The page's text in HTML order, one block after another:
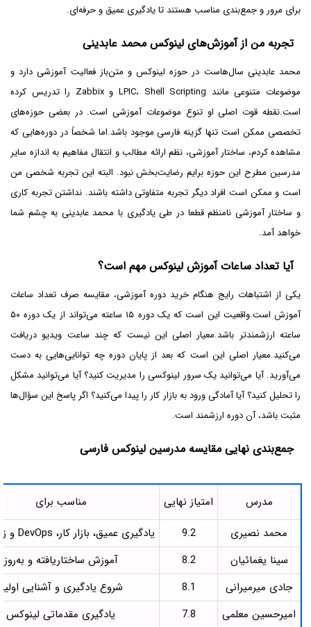
برای مرور و جمع‌بندی مناسب هستند تا یادگیری عمیق و حرفه‌ای.
تجربه من از آموزش‌های لینوکس محمد عابدینی
محمد عابدینی سال‌هاست در حوزه لینوکس و متن‌باز فعالیت آموزشی دارد و
موضوعات متنوعی مانند LPIC، Shell Scripting و Zabbix را تدریس کرده
است.نقطه قوت اصلی او تنوع موضوعات آموزشی است. در بعضی حوزه‌های
تخصصی ممکن است تنها گزینه فارسی موجود باشد.اما شخصاً در دوره‌هایی که
مشاهده کردم، ساختار آموزشی، نظم ارائه مطالب و انتقال مفاهیم به اندازه سایر
مدرسین مطرح این حوزه برایم رضایت‌بخش نبود. البته این تجربه شخصی من
است و ممکن است افراد دیگر تجربه متفاوتی داشته باشند. نداشتن تجربه کاری
و ساختار آموزشی نامنظم قطعا در طی یادگیری با محمد عابدینی به چشم شما
خواهد آمد.
آیا تعداد ساعات آموزش لینوکس مهم است؟
یکی از اشتباهات رایج هنگام خرید دوره آموزشی، مقایسه صرف تعداد ساعات
آموزش است.واقعیت این است که یک دوره ۱۵ ساعته می‌تواند از یک دوره ۵۰
ساعته ارزشمندتر باشد.معیار اصلی این نیست که چند ساعت ویدیو دریافت
می‌کنید.معیار اصلی این است که بعد از پایان دوره چه توانایی‌هایی به دست
می‌آورید. آیا می‌توانید یک سرور لینوکسی را مدیریت کنید؟ آیا می‌توانید مشکل
را تحلیل کنید؟ آیا آمادگی ورود به بازار کار را پیدا می‌کنید؟ اگر پاسخ این سؤال‌ها
مثبت باشد، آن دوره ارزشمند است.
جمع‌بندی نهایی مقایسه مدرسین لینوکس فارسی
مدرس امتیاز نهایی
مناسب برای
محمد نصیری
9.2
یادگیری عمیق، بازار کار، DevOps و زیرساخت
سینا یغمائیان
8.2
آموزش ساختاریافته و به‌روز
جادی میرمیرانی
8.1
شروع یادگیری و آشنایی
امیرحسین معلمی
7.8
یادگیری مقدماتی لینوکس